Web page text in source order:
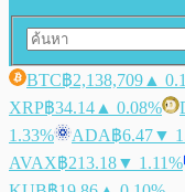
BTC฿2,138,709 ▲
XRP฿34.14 ▲ 0.08%
1.33%
ADA฿6.47▼
AVAX฿213.18▼ 1.11%